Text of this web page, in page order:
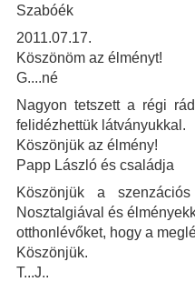
Szabóék
2011.07.17.
Köszönöm az élményt!
G....né
Nagyon tetszett a régi
felidézhettük látványukkal.
Köszönjük az élmény!
Papp László és családja
Köszönjük a
Nosztalgiával és
otthonlévőket, hogy a
Köszönjük.
T...J..